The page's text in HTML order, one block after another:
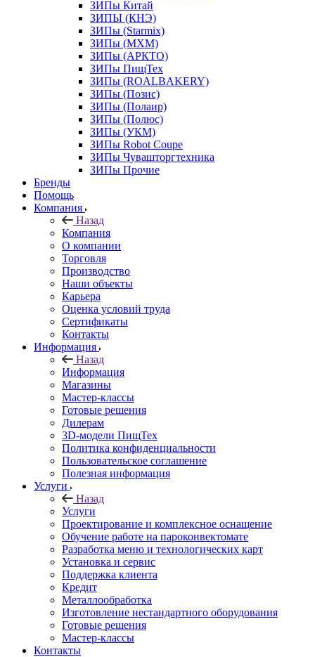
ЗИПы Китай
ЗИПЫ (КНЭ)
ЗИПы (Starmix)
ЗИПы (МХМ)
ЗИПы (АРКТО)
ЗИПы ПищТех
ЗИПы (ROALBAKERY)
ЗИПы (Позис)
ЗИПы (Полаир)
ЗИПы (Полюс)
ЗИПы (УКМ)
ЗИПы Robot Coupe
ЗИПы Чувашторгтехника
ЗИПы Прочие
Бренды
Помощь
Компания
Назад
Компания
О компании
Торговля
Производство
Наши объекты
Карьера
Оценка условий труда
Сертификаты
Контакты
Информация
Назад
Информация
Магазины
Мастер-классы
Готовые решения
Дилерам
3D-модели ПищТех
Политика конфиденциальности
Пользовательское соглашение
Полезная информация
Услуги
Назад
Услуги
Проектирование и комплексное оснащение
Обучение работе на пароконвектомате
Разработка меню и технологических карт
Установка и сервис
Поддержка клиента
Кредит
Металлообработка
Изготовление нестандартного оборудования
Готовые решения
Мастер-классы
Контакты